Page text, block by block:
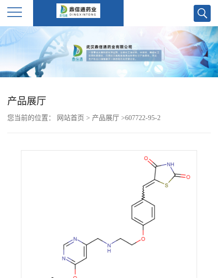
公
产品展厅
您当前的位置： 网站首页 > 产品展厅 >607722-95-2